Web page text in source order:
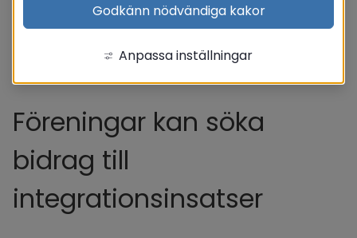
Föreningar kan söka
bidrag till
integrationsinsatser
Godkänn nödvändiga kakor
Anpassa inställningar